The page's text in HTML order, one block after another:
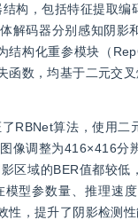
构，包括特征提取
解码器分别感知阴
构化重参模块（
数，均基于二元交叉
RBNet算法，使用
像调整为416×416
区域的BER值都较
型参数量、推理速
，提升了阴影检测性